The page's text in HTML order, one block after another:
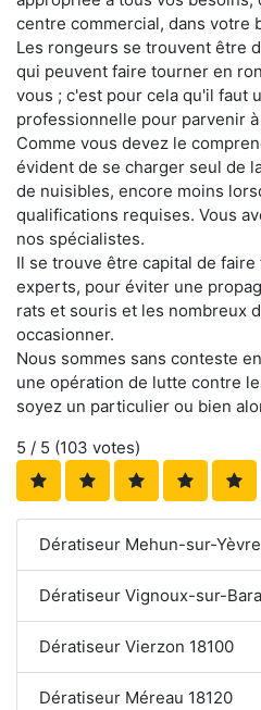
centre commercial, dans votre
Les rongeurs se trouvent être
qui peuvent faire tourner en
vous ; c'est pour cela qu'il faut
professionnelle pour parvenir
Comme vous devez le
évident de se charger seul de
de nuisibles, encore moins
qualifications requises. Vous
nos spécialistes.
Il se trouve être capital de
experts, pour éviter une
rats et souris et les nombreux
occasionner.
Nous sommes sans conteste
une opération de lutte contre
soyez un particulier ou bien
5 / 5 (103 votes)
Dératiseur Mehun-sur-
Dératiseur Vignoux-sur-
Dératiseur Vierzon 18100
Dératiseur Méreau 18120